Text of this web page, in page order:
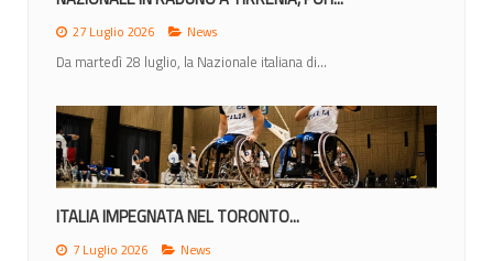
27 Luglio 2026 News
Da martedì 28 luglio, la Nazionale italiana di...
ITALIA IMPEGNATA NEL TORONTO...
7 Luglio 2026 News